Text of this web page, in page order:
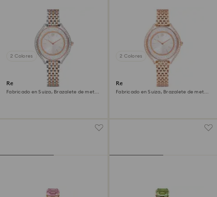
2 Colores
Reloj Crystalline aura
Fabricado en Suiza, Brazalete de metal,
2 Colores
Reloj Crystalline aura
Fabricado en Suiza, Brazalete de metal,